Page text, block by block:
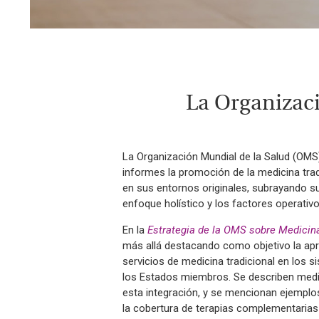
La
La Organización Mundial de la Salud
informes la promoción de la medicina
en sus entornos originales, subrayando
enfoque holístico y los factores
En la Estrategia de la OMS sobre
más allá destacando como objetivo la
servicios de medicina tradicional en los
los Estados miembros. Se describen
esta integración, y se mencionan
la cobertura de terapias